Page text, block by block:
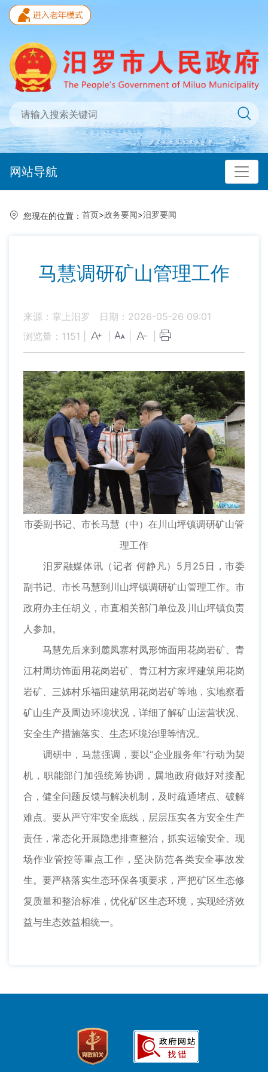
网站导航
您现在的位置： 首页>政务要闻>汨罗要闻
马慧调研矿山管理工作
来源：掌上汨罗
日期：2026-05-26 09:01
浏览量： 1151
市委副书记、市长马慧（中）在川山坪镇调研矿山管
理工作
汨罗融媒体讯（记者 何静凡）5月25日，市委
副书记、市长马慧到川山坪镇调研矿山管理工作。市
政府办主任胡义，市直相关部门单位及川山坪镇负责
人参加。
马慧先后来到麓凤寨村凤形饰面用花岗岩矿、青
江村周坊饰面用花岗岩矿、青江村方家坪建筑用花岗
岩矿、三姊村乐福田建筑用花岗岩矿等地，实地察看
矿山生产及周边环境状况，详细了解矿山运营状况、
安全生产措施落实、生态环境治理等情况。
调研中，马慧强调，要以“企业服务年”行动为契
机，职能部门加强统筹协调，属地政府做好对接配
合，健全问题反馈与解决机制，及时疏通堵点、破解
难点。要从严守牢安全底线，层层压实各方安全生产
责任，常态化开展隐患排查整治，抓实运输安全、现
场作业管控等重点工作，坚决防范各类安全事故发
生。要严格落实生态环保各项要求，严把矿区生态修
复质量和整治标准，优化矿区生态环境，实现经济效
益与生态效益相统一。